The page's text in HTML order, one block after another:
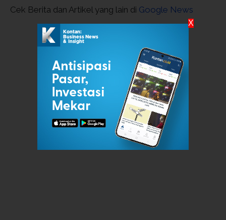
Cek Berita dan Artikel yang lain di Google News
X